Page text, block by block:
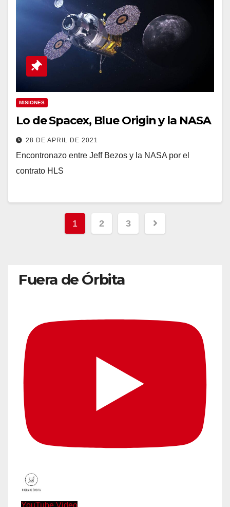
MISIONES
Lo de Spacex, Blue Origin y la NASA
28 DE APRIL DE 2021
Encontronazo entre Jeff Bezos y la NASA por el
contrato HLS
1 2 3
Fuera de Órbita